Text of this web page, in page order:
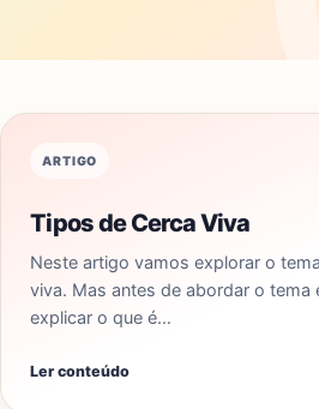
ARTIGO
Tipos de Cerca Viva
Neste artigo vamos explorar o
viva. Mas antes de abordar o tema
explicar o que é…
Ler conteúdo